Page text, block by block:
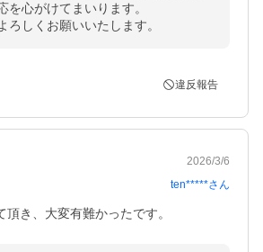
を心がけてまいります。
ろしくお願いいたします。
違反報告
2026/3/6
ten*****さん
き、大変有難かったです。